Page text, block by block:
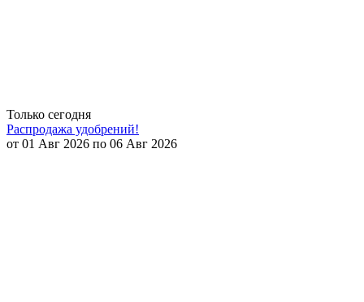
Только сегодня
Распродажа удобрений!
от 01 Авг 2026 по 06 Авг 2026